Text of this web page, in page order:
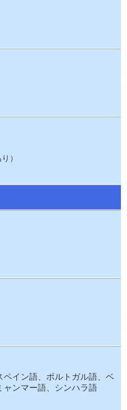
）
ペイン語、ポルトガル語、ベ
ャンマー語、シンハラ語